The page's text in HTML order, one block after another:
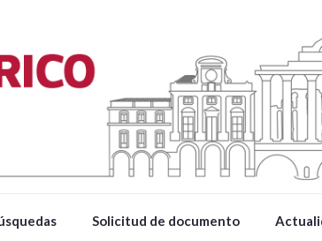
Solicitud de documento